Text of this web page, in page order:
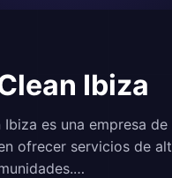
Ibiza
Ibiza es una empresa
ofrecer servicios de